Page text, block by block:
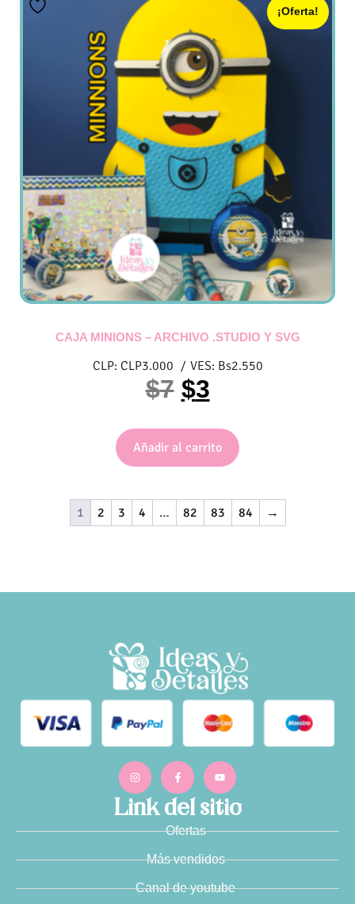
¡Oferta!
CAJA MINIONS – ARCHIVO .STUDIO Y SVG
CLP: CLP3.000 / VES: Bs2.550
$7 $3
Añadir al carrito
1 2 3 4 … 82 83 84 →
Link del sitio
Ofertas
Más vendidos
Canal de youtube